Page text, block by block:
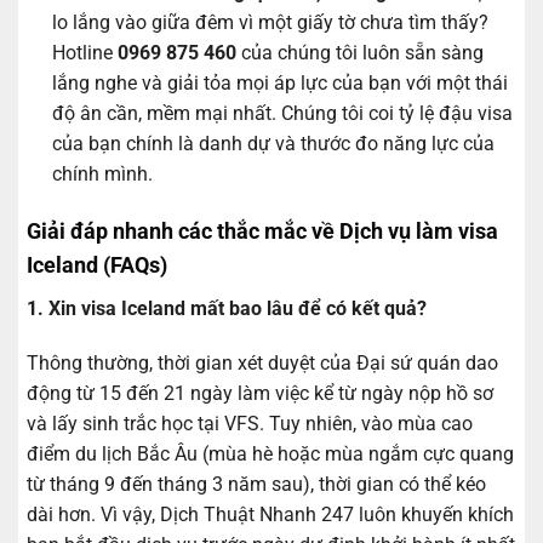
lo lắng vào giữa đêm vì một giấy tờ chưa tìm thấy?
Hotline 0969 875 460của chúng tôi luôn sẵn sàng
lắng nghe và giải tỏa mọi áp lực của bạn với một thái
độ ân cần, mềm mại nhất. Chúng tôi coi tỷ lệ đậu visa
của bạn chính là danh dự và thước đo năng lực của
chính mình.
Giải đáp nhanh các thắc mắc về Dịch vụ làm visa
Iceland (FAQs)
1. Xin visa Iceland mất bao lâu để có kết quả?
Thông thường, thời gian xét duyệt của Đại sứ quán dao
động từ 15 đến 21 ngày làm việc kể từ ngày nộp hồ sơ
và lấy sinh trắc học tại VFS. Tuy nhiên, vào mùa cao
điểm du lịch Bắc Âu (mùa hè hoặc mùa ngắm cực quang
từ tháng 9 đến tháng 3 năm sau), thời gian có thể kéo
dài hơn. Vì vậy, Dịch Thuật Nhanh 247 luôn khuyến khích